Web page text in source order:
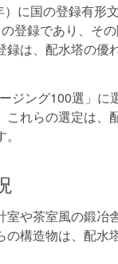
に国の登録有形
登録であり、そ
は、配水塔の優
ジング100選」に
れらの選定は、
や茶室風の鍛冶
構造物は、配水